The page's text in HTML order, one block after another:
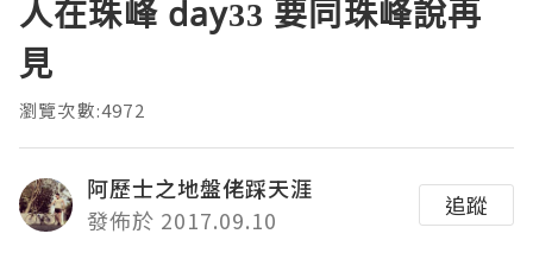
人在珠峰 day33 要同珠峰說再
見
瀏覽次數:4972
阿歷士之地盤佬踩天涯
發佈於 2017.09.10
追蹤